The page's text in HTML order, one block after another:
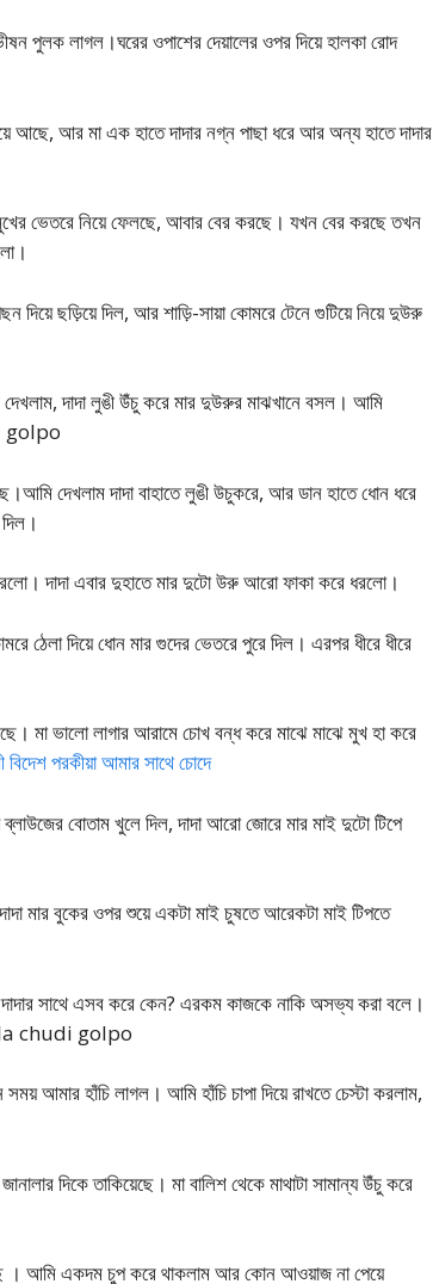
পুলক লাগল।ঘরের ওপাশের দেয়ালের ওপর দিয়ে হালকা রোদ
আছে, আর মা এক হাতে দাদার নগ্ন পাছা ধরে আর অন্য হাতে দাদার
ভেতরে নিয়ে ফেলছে, আবার বের করছে। যখন বের করছে তখন
দিয়ে ছড়িয়ে দিল, আর শাড়ি-সায়া কোমরে টেনে গুটিয়ে নিয়ে দুউরু
দাদা লুঙী উঁচু করে মার দুউরুর মাঝখানে বসল। আমি
golpo
দেখলাম দাদা বাহাতে লুঙী উচুকরে, আর ডান হাতে ধোন ধরে
দাদা এবার দুহাতে মার দুটো উরু আরো ফাকা করে ধরলো।
ঠেলা দিয়ে ধোন মার গুদের ভেতরে পুরে দিল। এরপর ধীরে ধীরে
মা ভালো লাগার আরামে চোখ বন্ধ করে মাঝে মাঝে মুখ হা করে
পরকীয়া আমার সাথে চোদে
বোতাম খুলে দিল, দাদা আরো জোরে মার মাই দুটো টিপে
মার বুকের ওপর শুয়ে একটা মাই চুষতে আরেকটা মাই টিপতে
সাথে এসব করে কেন? এরকম কাজকে নাকি অসভ্য করা বলে।
chudi golpo
আমার হাঁচি লাগল। আমি হাঁচি চাপা দিয়ে রাখতে চেস্টা করলাম,
দিকে তাকিয়েছে। মা বালিশ থেকে মাথাটা সামান্য উঁচু করে
। আমি একদম চুপ করে থাকলাম আর কোন আওয়াজ না পেয়ে